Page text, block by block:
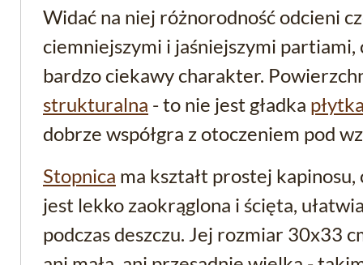
Widać na niej różnorodność odcieni
ciemniejszymi i jaśniejszymi
bardzo ciekawy charakter.
strukturalna - to nie jest gładka
dobrze współgra z otoczeniem pod
Stopnica ma kształt prostej kapinosu,
jest lekko zaokrąglona i ścięta,
podczas deszczu. Jej rozmiar 30x33